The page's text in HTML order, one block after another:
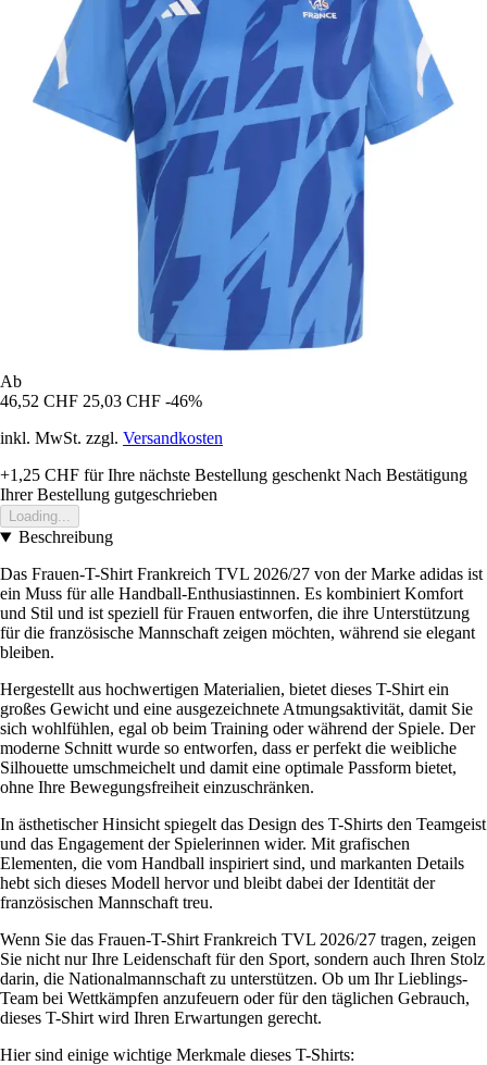
Ab
46,52 CHF 25,03 CHF -46%
inkl. MwSt. zzgl. Versandkosten
+1,25 CHF für Ihre nächste Bestellung geschenkt Nach Bestätigung
Ihrer Bestellung gutgeschrieben
Loading...
Beschreibung
Das Frauen-T-Shirt Frankreich TVL 2026/27 von der Marke adidas ist
ein Muss für alle Handball-Enthusiastinnen. Es kombiniert Komfort
und Stil und ist speziell für Frauen entworfen, die ihre Unterstützung
für die französische Mannschaft zeigen möchten, während sie elegant
bleiben.
Hergestellt aus hochwertigen Materialien, bietet dieses T-Shirt ein
großes Gewicht und eine ausgezeichnete Atmungsaktivität, damit Sie
sich wohlfühlen, egal ob beim Training oder während der Spiele. Der
moderne Schnitt wurde so entworfen, dass er perfekt die weibliche
Silhouette umschmeichelt und damit eine optimale Passform bietet,
ohne Ihre Bewegungsfreiheit einzuschränken.
In ästhetischer Hinsicht spiegelt das Design des T-Shirts den Teamgeist
und das Engagement der Spielerinnen wider. Mit grafischen
Elementen, die vom Handball inspiriert sind, und markanten Details
hebt sich dieses Modell hervor und bleibt dabei der Identität der
französischen Mannschaft treu.
Wenn Sie das Frauen-T-Shirt Frankreich TVL 2026/27 tragen, zeigen
Sie nicht nur Ihre Leidenschaft für den Sport, sondern auch Ihren Stolz
darin, die Nationalmannschaft zu unterstützen. Ob um Ihr Lieblings-
Team bei Wettkämpfen anzufeuern oder für den täglichen Gebrauch,
dieses T-Shirt wird Ihren Erwartungen gerecht.
Hier sind einige wichtige Merkmale dieses T-Shirts: